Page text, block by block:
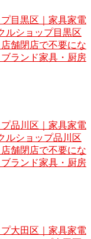
目黒区｜家具家電
ルショップ目黒区
舗閉店で不要にな
ランド家具・厨房
品川区｜家具家電
ルショップ品川区
舗閉店で不要にな
ランド家具・厨房
大田区｜家具家電